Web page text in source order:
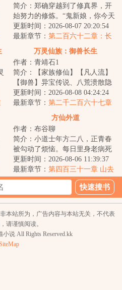
简介：郑确穿越到了修真界，开
始努力的修炼。“鬼新娘，你今天
怎么什么都没做？”“灵石矿脉挖了
吗？”“...
更新时间：2026-08-07 20:20:54
最新章节： 第二百六十二章：长
福镇。（第二更！）
万灵仙族：御兽长生
作者：青靖石1
简介：【家族修仙】【凡人流】
【御兽】异宝传说、八荒溃散隐
忍家族、惊天秘密………重生至
太行山叶家，身...
更新时间：2026-08-08 04:24:24
最新章节： 第二千二百六十七章
再现龙木（求月票求订阅）
方仙外道
作者：布谷聊
简介：小道士年方二八，正青春
被勾动了烦恼。每日里身老病死
苦，见些个爱恨嗔痴怨。我不愿
容颜凋华萎，我...
更新时间：2026-08-06 11:39:37
最新章节： 第四百三十一章 山去
人空、浑水摸鱼
本站所为，广告内容与本站无关，不代表
请谨慎阅读。
说 All Rights Reserved.kk